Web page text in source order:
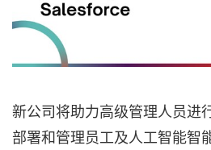
新公司将助力高级管理人员进
部署和管理员工及人工智能智